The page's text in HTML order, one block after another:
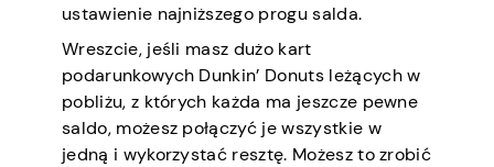
ustawienie najniższego progu salda.
Wreszcie, jeśli masz dużo kart
podarunkowych Dunkin’ Donuts leżących w
pobliżu, z których każda ma jeszcze pewne
saldo, możesz połączyć je wszystkie w
jedną i wykorzystać resztę. Możesz to zrobić